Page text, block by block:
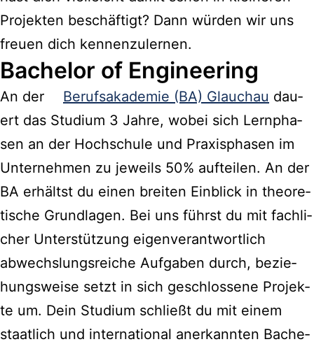
Pro­jek­ten beschäf­tigt? Dann wür­den wir uns
freu­en dich kennenzulernen.
Bache­lor of Engineering
An der Berufs­aka­de­mie (BA) Glauch­au dau­
ert das Stu­di­um 3 Jah­re, wobei sich Lern­pha­
sen an der Hoch­schu­le und Pra­xis­pha­sen im
Unter­neh­men zu jeweils 50% auf­tei­len. An der
BA erhältst du einen brei­ten Ein­blick in theo­re­
ti­sche Grund­la­gen. Bei uns führst du mit fach­li­
cher Unter­stüt­zung eigen­ver­ant­wort­lich
abwechs­lungs­rei­che Auf­ga­ben durch, bezie­
hungs­wei­se setzt in sich geschlos­se­ne Pro­jek­
te um. Dein Stu­di­um schließt du mit einem
staat­lich und inter­na­tio­nal aner­kann­ten Bache­